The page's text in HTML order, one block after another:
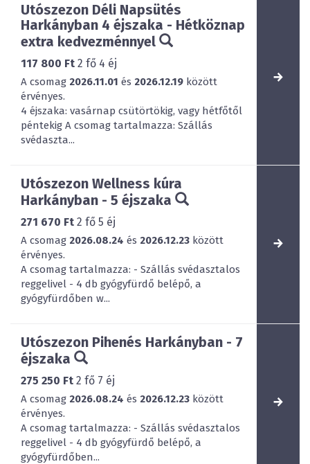
Utószezon Déli Napsütés
Harkányban 4 éjszaka - Hétköznap
extra kedvezménnyel
117 800 Ft 2 fő 4 éj
A csomag 2026.11.01 és 2026.12.19 között
érvényes.
4 éjszaka: vasárnap csütörtökig, vagy hétfőtől
péntekig A csomag tartalmazza: Szállás
svédaszta...
Utószezon Wellness kúra
Harkányban - 5 éjszaka
271 670 Ft 2 fő 5 éj
A csomag 2026.08.24 és 2026.12.23 között
érvényes.
A csomag tartalmazza: - Szállás svédasztalos
reggelivel - 4 db gyógyfürdő belépő, a
gyógyfürdőben w...
Utószezon Pihenés Harkányban - 7
éjszaka
275 250 Ft 2 fő 7 éj
A csomag 2026.08.24 és 2026.12.23 között
érvényes.
A csomag tartalmazza: - Szállás svédasztalos
reggelivel - 4 db gyógyfürdő belépő, a
gyógyfürdőben...